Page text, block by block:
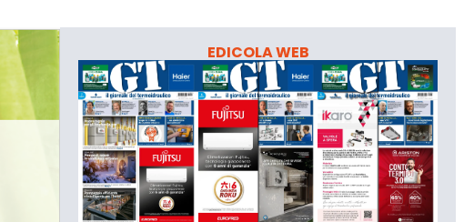
EDICOLA WEB